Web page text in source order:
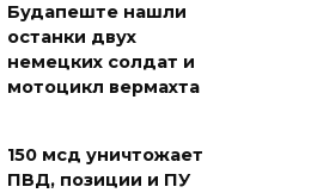
Будапеште нашли
останки двух
немецких солдат и
мотоцикл вермахта
150 мсд уничтожает
ПВД, позиции и ПУ